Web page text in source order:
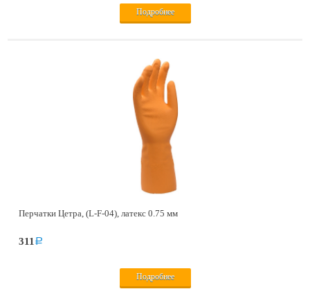
Подробнее
Перчатки Цетра, (L-F-04), латекс 0.75 мм
311a
Подробнее